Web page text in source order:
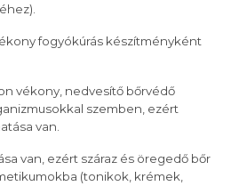
fogyókúrás készítményként
vékony, nedvesítő bőrvédő
szemben, ezért
van.
van, ezért száraz és öregedő bőr
(tonikok, krémek,